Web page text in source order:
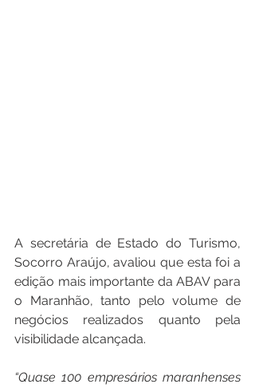
A secretária de Estado do Turismo,
Socorro Araújo, avaliou que esta foi a
edição mais importante da ABAV para
o Maranhão, tanto pelo volume de
negócios realizados quanto pela
visibilidade alcançada.
“Quase 100 empresários maranhenses